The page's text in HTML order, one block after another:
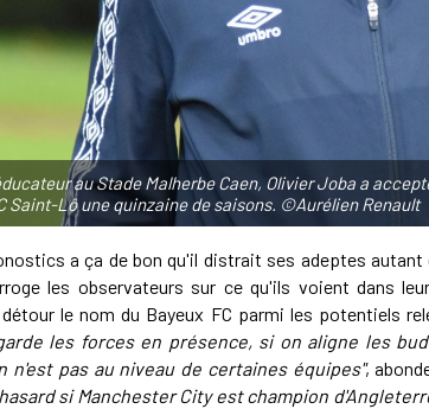
au Stade Malherbe Caen, Olivier Joba a
Saint-Lô une quinzaine de saisons. ©Aurélien Renault
a ça de bon qu'il distrait ses adeptes
les observateurs sur ce qu'ils voient dans
le nom du Bayeux FC parmi les potentiels
les forces en présence, si on aligne les
n'est pas au niveau de certaines équipes",
si Manchester City est champion